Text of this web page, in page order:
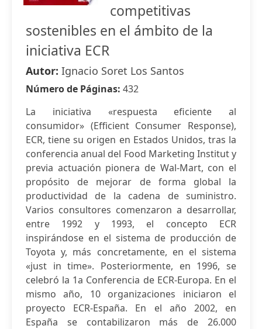
competitivas
sostenibles en el ámbito de la
iniciativa ECR
Autor: Ignacio Soret Los Santos
Número de Páginas: 432
La iniciativa «respuesta eficiente al
consumidor» (Efficient Consumer Response),
ECR, tiene su origen en Estados Unidos, tras la
conferencia anual del Food Marketing Institut y
previa actuación pionera de Wal-Mart, con el
propósito de mejorar de forma global la
productividad de la cadena de suministro.
Varios consultores comenzaron a desarrollar,
entre 1992 y 1993, el concepto ECR
inspirándose en el sistema de producción de
Toyota y, más concretamente, en el sistema
«just in time». Posteriormente, en 1996, se
celebró la 1a Conferencia de ECR-Europa. En el
mismo año, 10 organizaciones iniciaron el
proyecto ECR-España. En el año 2002, en
España se contabilizaron más de 26.000